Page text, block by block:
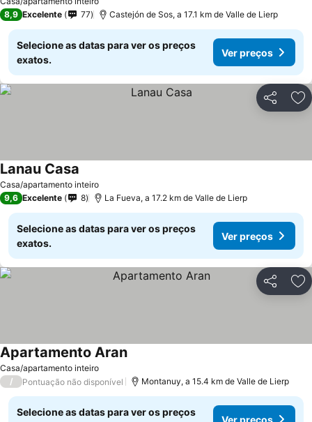
8,9 Excelente 77 Castejón de Sos, a 17.1 km de Valle de Lierp
Selecione as datas para ver os preços
exatos.
Ver preços
Partilhar
Casa/apartamento inteiro
Lanau Casa
9,6 Excelente 8 La Fueva, a 17.2 km de Valle de Lierp
Selecione as datas para ver os preços
exatos.
Ver preços
Partilhar
Casa/apartamento inteiro
Apartamento Aran
/ Pontuação não disponível Montanuy, a 15.4 km de Valle de Lierp
Selecione as datas para ver os preços
Ver preços